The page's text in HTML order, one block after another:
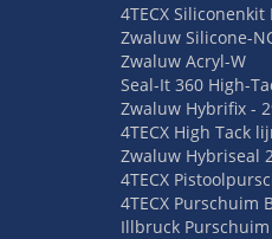
4TECX
Zwaluw Silicone-
Zwaluw Acryl-W
Seal-It 360 High-
Zwaluw Hybrifix -
4TECX High Tack
Zwaluw Hybriseal
4TECX
4TECX Purschuim
Illbruck Purschuim